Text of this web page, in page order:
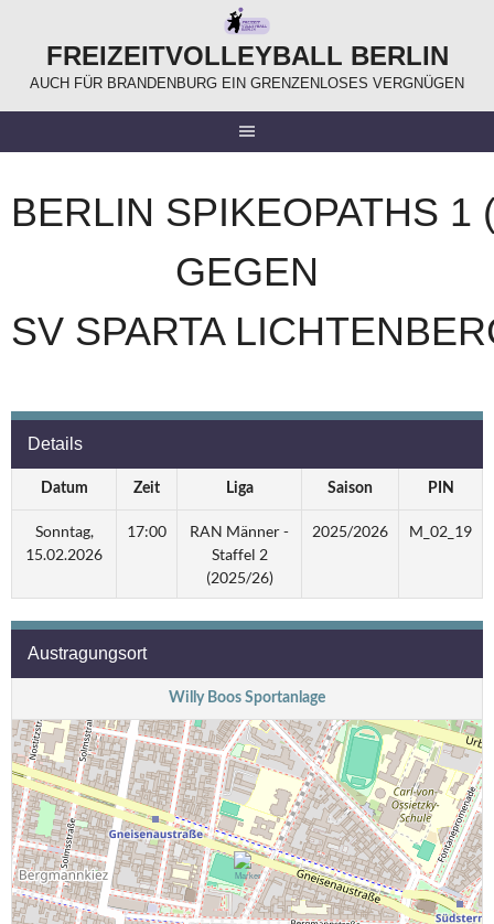
FREIZEITVOLLEYBALL BERLIN
AUCH FÜR BRANDENBURG EIN GRENZENLOSES VERGNÜGEN
BERLIN SPIKEOPATHS 1
GEGEN
SV SPARTA
Details
Datum Zeit Liga Saison PIN
Sonntag,
15.02.2026
17:00
RAN Männer -
Staffel 2
(2025/26)
2025/2026 M_02_19
Austragungsort
Willy Boos Sportanlage